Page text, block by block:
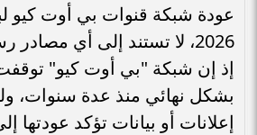
عودة شبكة قنوات بي أوت كيو
2026، لا تستند إلى أي
إذ إن شبكة "بي أوت كيو"
بشكل نهائي منذ عدة سنوات،
إعلانات أو بيانات تؤكد عودتها